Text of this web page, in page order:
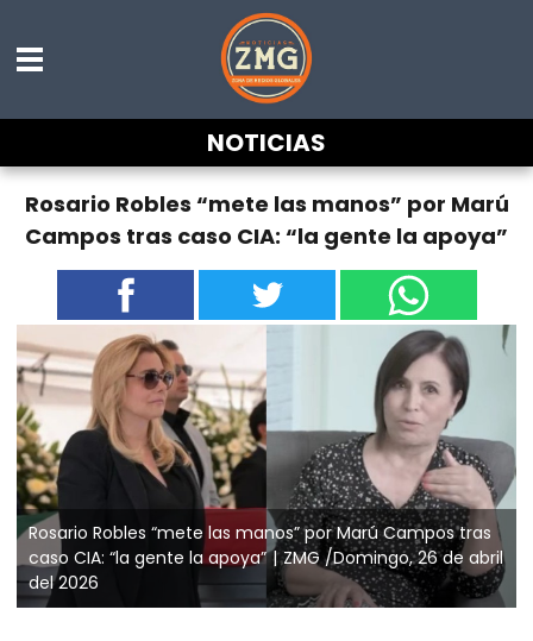
NOTICIAS
Rosario Robles “mete las manos” por Marú
Campos tras caso CIA: “la gente la apoya”
Rosario Robles “mete las manos” por Marú Campos tras
caso CIA: “la gente la apoya”
ZMG /Domingo, 26 de abril
del 2026